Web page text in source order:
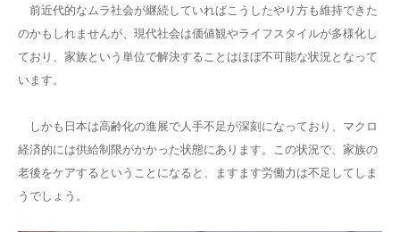
前近代的なムラ社会が継続していればこうしたやり方も維持できた
のかもしれませんが、現代社会は価値観やライフスタイルが多様化し
ており、家族という単位で解決することはほぼ不可能な状況となって
います。
しかも日本は高齢化の進展で人手不足が深刻になっており、マクロ
経済的には供給制限がかかった状態にあります。この状況で、家族の
老後をケアするということになると、ますます労働力は不足してしま
うでしょう。